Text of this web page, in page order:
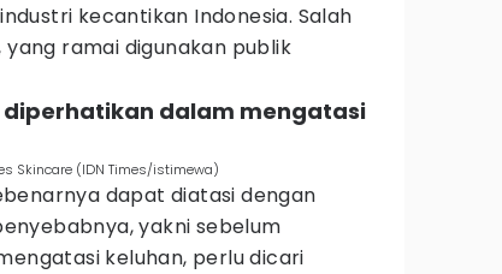
kecantikan Indonesia. Salah
yang ramai digunakan publik
diperhatikan dalam mengatasi
Skincare (IDN Times/istimewa)
dapat diatasi dengan
yakni sebelum
keluhan, perlu dicari